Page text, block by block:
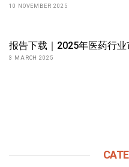
10 NOVEMBER 2025
报告下载｜2025年医药行
3 MARCH 2025